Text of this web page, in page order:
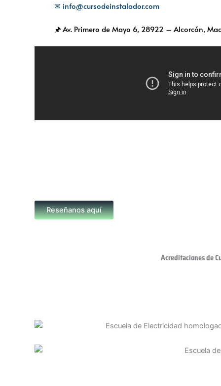
✉ info@cursodeinstalador.com
🖈 Av. Primero de Mayo 6, 28922 – Alcorcón,
Reseñanos aquí
Acreditaciones de